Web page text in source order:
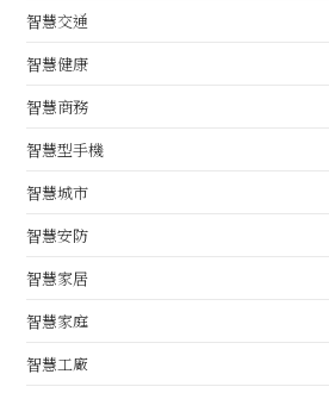
智慧交通
智慧健康
智慧商務
智慧型手機
智慧城市
智慧安防
智慧家居
智慧家庭
智慧工廠